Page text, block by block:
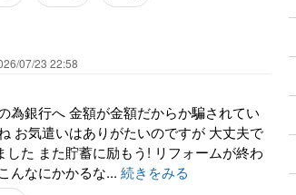
07/23 22:58
為銀行へ 金額が金額だからか騙されてい
お気遣いはありがたいのですが 大丈夫で
た また貯蓄に励もう! リフォームが終わ
んなにかかるな... 続きをみる